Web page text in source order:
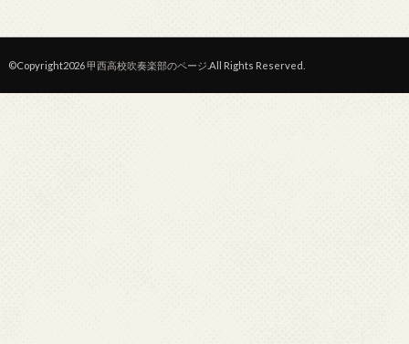
©Copyright2026甲西高校吹奏楽部のページ .All Rights Reserved.